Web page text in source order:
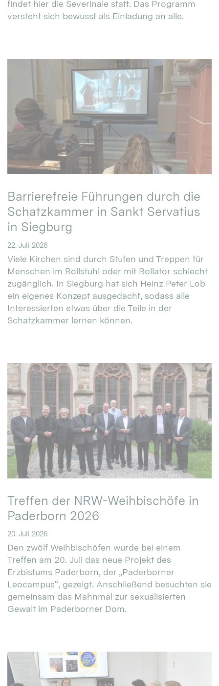
findet hier die Severinale statt. Das Programm
versteht sich bewusst als Einladung an alle.
Barrierefreie Führungen durch die
Schatzkammer in Sankt Servatius
in Siegburg
22. Juli 2026
Viele Kirchen sind durch Stufen und Treppen für
Menschen im Rollstuhl oder mit Rollator schlecht
zugänglich. In Siegburg hat sich Heinz Peter Lob
ein eigenes Konzept ausgedacht, sodass alle
Interessierten etwas über die Teile in der
Schatzkammer lernen können.
Treffen der NRW-Weihbischöfe in
Paderborn 2026
20. Juli 2026
Den zwölf Weihbischöfen wurde bei einem
Treffen am 20. Juli das neue Projekt des
Erzbistums Paderborn, der „Paderborner
Leocampus“, gezeigt. Anschließend besuchten sie
gemeinsam das Mahnmal zur sexualisierten
Gewalt im Paderborner Dom.